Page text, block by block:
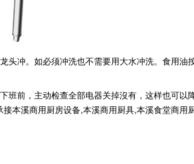
冲。如必须冲洗也不需要用大水冲洗。食用油
前，主动检查全部电器关掉沒有，这样也可以
本溪商用厨房设备,本溪商用厨具,本溪食堂商用